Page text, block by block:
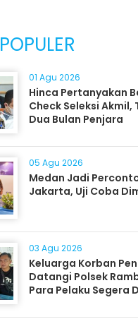
POPULER
01 Agu 2026
Hinca Pertanyakan
Check Seleksi Akmil,
Dua Bulan Penjara
05 Agu 2026
Medan Jadi
Jakarta, Uji Coba
03 Agu 2026
Keluarga Korban
Datangi Polsek
Para Pelaku Segera